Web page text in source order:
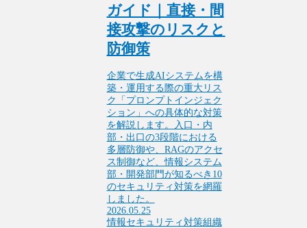
ガイド｜直接・間
接攻撃のリスクと
防御策
企業で生成AIシステムを構
築・運用する際の重大リス
ク「プロンプトインジェク
ション」への具体的な対策
を解説します。入口・内
部・出口の3段階における
多層防御や、RAGのアクセ
ス制御など、情報システム
部・開発部門が知るべき10
のセキュリティ対策を網羅
しました。
2026.05.25
情報セキュリティ対策組織